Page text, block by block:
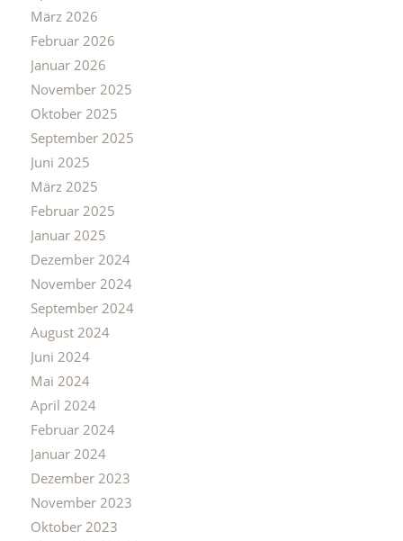
März 2026
Februar 2026
Januar 2026
November 2025
Oktober 2025
September 2025
Juni 2025
März 2025
Februar 2025
Januar 2025
Dezember 2024
November 2024
September 2024
August 2024
Juni 2024
Mai 2024
April 2024
Februar 2024
Januar 2024
Dezember 2023
November 2023
Oktober 2023